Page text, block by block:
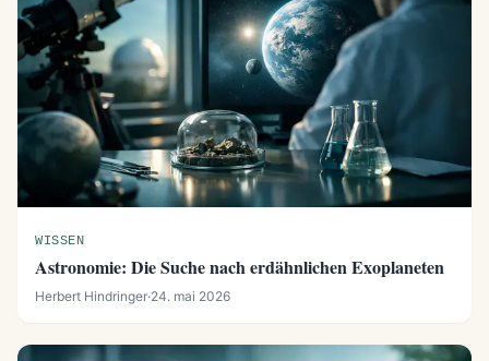
WISSEN
Astronomie: Die Suche nach erdähnlichen Exoplaneten
Herbert Hindringer·24. mai 2026